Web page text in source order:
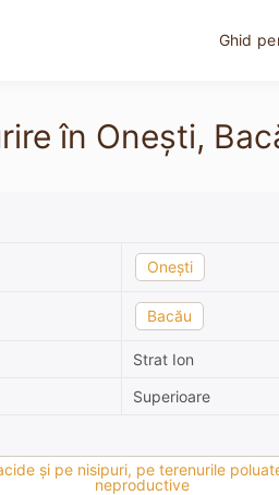
Ghid
în Onești,
Onești
Bacău
Strat Ion
Superioare
şi pe nisipuri, pe terenurile
neproductive